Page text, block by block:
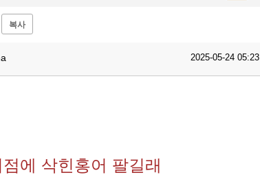
복사
2025-05-24 05:23
에 삭힌홍어 팔길래